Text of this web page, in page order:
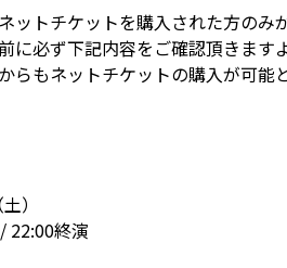
トチケットを購入された方のみ
必ず下記内容をご確認頂きます
もネットチケットの購入が可能
）
22:00終演